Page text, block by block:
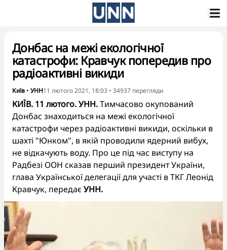
Донбас на межі екологічної
катастрофи: Кравчук попередив про
радіоактивні викиди
Київ • УНН11 лютого 2021, 18:03 • 34937 перегляди
КИЇВ. 11 лютого. УНН.Тимчасово окупований
Донбас знаходиться на межі екологічної
катастрофи через радіоактивні викиди, оскільки в
шахті "Юнком", в якій проводили ядерний вибух,
не відкачують воду. Про це під час виступу на
Радбезі ООН сказав перший президент України,
глава Української делегації для участі в ТКГ Леонід
Кравчук, передає УНН.